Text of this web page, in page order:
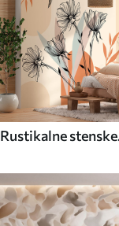
Rustikalne stenske